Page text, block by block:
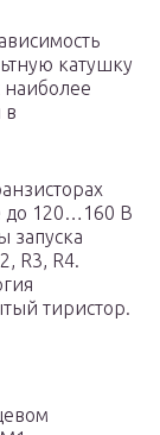
катушку
наиболее
в
до 120…160 В
запуска
R3, R4.
тиристор.